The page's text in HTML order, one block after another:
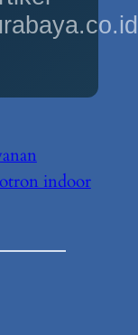
indoor